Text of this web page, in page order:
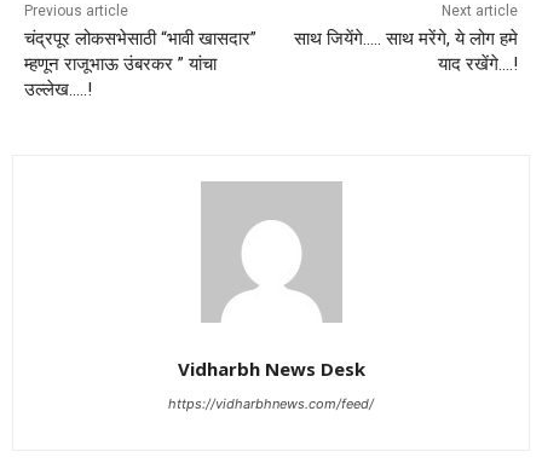
Previous article
चंद्रपूर लोकसभेसाठी “भावी खासदार”
म्हणून राजूभाऊ उंबरकर ” यांचा
उल्लेख…..!
Next article
साथ जियेंगे….. साथ मरेंगे, ये लोग हमे
याद रखेंगे….!
Vidharbh News Desk
https://vidharbhnews.com/feed/